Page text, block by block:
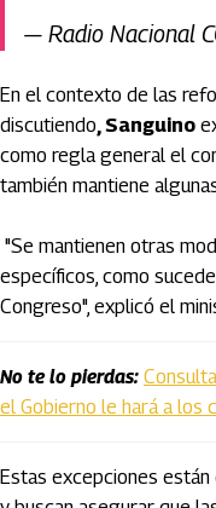
— Radio Nacional
En el contexto de las
discutiendo, Sanguino
como regla general el
también mantiene
"Se mantienen otras
específicos, como
Congreso", explicó el
No te lo pierdas:
el Gobierno le hará a los
Estas excepciones